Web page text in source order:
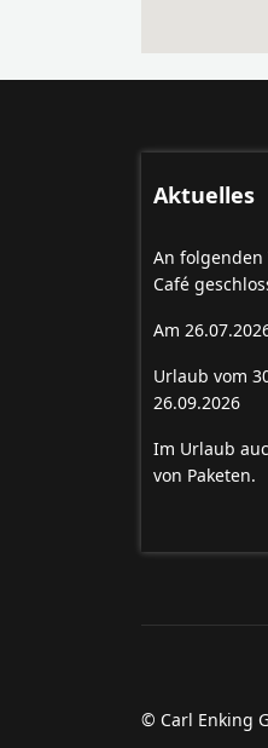
Aktuelles
An
Café
Am
Urlaub vom
26.09.2026
Im Urlaub
von Paketen.
© Carl Enking